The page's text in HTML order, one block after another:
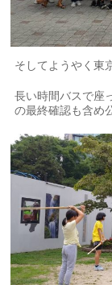
そしてようやく東
長い時間バスで座
の最終確認も含め